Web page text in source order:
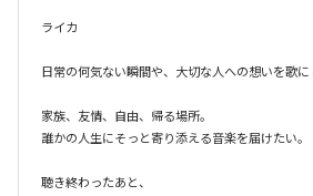
ライカ
日常の何気ない瞬間や、大切な人への想いを歌に
家族、友情、自由、帰る場所。
誰かの人生にそっと寄り添える音楽を届けたい。
聴き終わったあと、